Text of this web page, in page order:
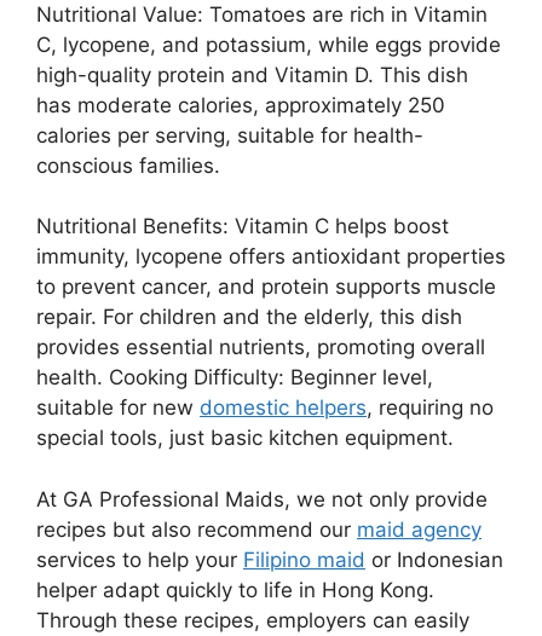
Nutritional Value: Tomatoes are rich in Vitamin
C, lycopene, and potassium, while eggs provide
high-quality protein and Vitamin D. This dish
has moderate calories, approximately 250
calories per serving, suitable for health-
conscious families.
Nutritional Benefits: Vitamin C helps boost
immunity, lycopene offers antioxidant properties
to prevent cancer, and protein supports muscle
repair. For children and the elderly, this dish
provides essential nutrients, promoting overall
health. Cooking Difficulty: Beginner level,
suitable for new domestic helpers, requiring no
special tools, just basic kitchen equipment.
At GA Professional Maids, we not only provide
recipes but also recommend our maid agency
services to help your Filipino maid or Indonesian
helper adapt quickly to life in Hong Kong.
Through these recipes, employers can easily